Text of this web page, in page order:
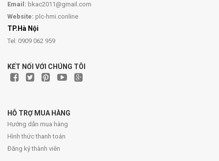
Email: bkac2011@gmail.com
Website: plc-hmi.conline
TP.Hà Nội
Tel: 0909 062 959
KẾT NỐI VỚI CHÚNG TÔI
HỖ TRỢ MUA HÀNG
Hướng dẫn mua hàng
Hình thức thanh toán
Đăng ký thành viên